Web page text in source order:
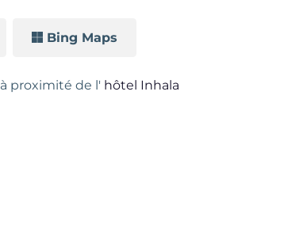
Bing Maps
à proximité de l' hôtel Inhala